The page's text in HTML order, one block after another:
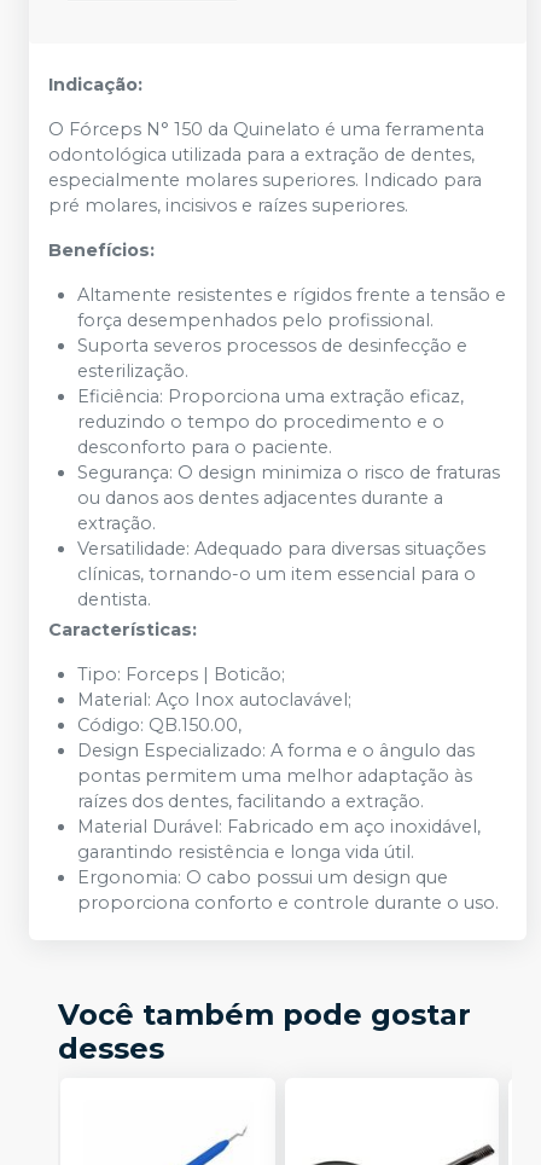
Indicação:
O Fórceps N° 150 da Quinelato é uma ferramenta
odontológica utilizada para a extração de dentes,
especialmente molares superiores. Indicado para
pré molares, incisivos e raízes superiores.
Benefícios:
Altamente resistentes e rígidos frente a tensão e
força desempenhados pelo profissional.
Suporta severos processos de desinfecção e
esterilização.
Eficiência: Proporciona uma extração eficaz,
reduzindo o tempo do procedimento e o
desconforto para o paciente.
Segurança: O design minimiza o risco de fraturas
ou danos aos dentes adjacentes durante a
extração.
Versatilidade: Adequado para diversas situações
clínicas, tornando-o um item essencial para o
dentista.
Características:
Tipo: Forceps | Boticão;
Material: Aço Inox autoclavável;
Código: QB.150.00,
Design Especializado: A forma e o ângulo das
pontas permitem uma melhor adaptação às
raízes dos dentes, facilitando a extração.
Material Durável: Fabricado em aço inoxidável,
garantindo resistência e longa vida útil.
Ergonomia: O cabo possui um design que
proporciona conforto e controle durante o uso.
Você também pode gostar
desses